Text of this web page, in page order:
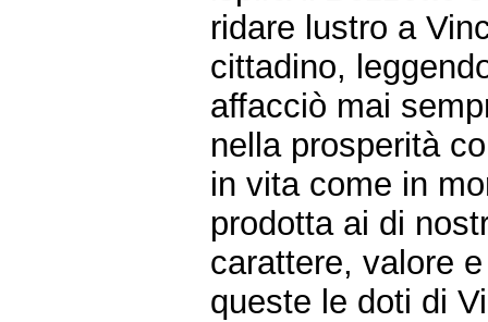
ridare lustro a
cittadino,
affacciò mai
nella prosperità
in vita come in
prodotta ai di
carattere, valore
queste le doti di